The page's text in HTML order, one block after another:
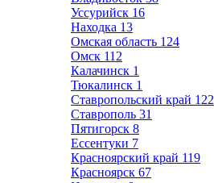
Уссурийск 16
Находка 13
Омская область 124
Омск 112
Калачинск 1
Тюкалинск 1
Ставропольский край 122
Ставрополь 31
Пятигорск 8
Ессентуки 7
Красноярский край 119
Красноярск 67